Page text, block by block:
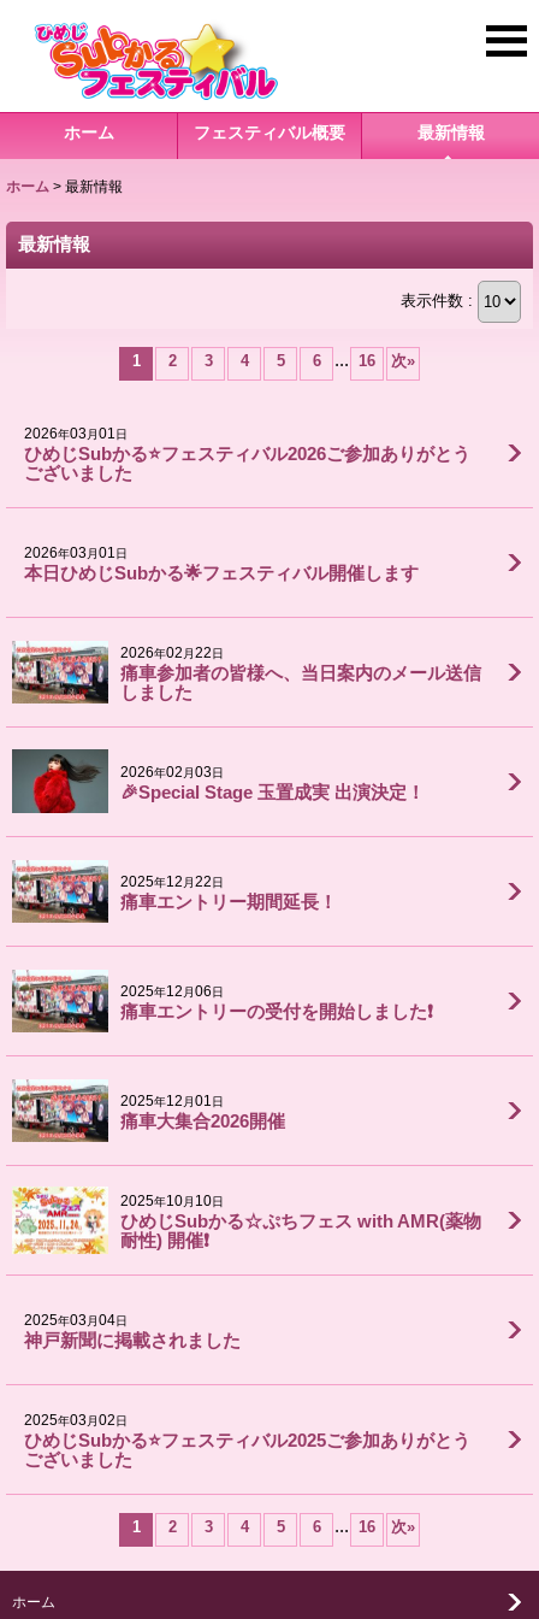
ホーム フェスティバル概要 最新情報
ホーム > 最新情報
最新情報
表示件数 :
1 2 3 4 5 6 ... 16 次»
2026年03月01 日
ひめじSubかる⭐️フェスティバル2026ご参加ありがとう
ございました
2026年03月01 日
本日ひめじSubかる🌟フェスティバル開催します
2026年02 月22日
痛車参加者の皆様へ、当日案内のメール送信
しました
2026年02 月03日
🎉Special Stage 玉置成実 出演決定！
2025年12 月22日
痛車エントリー期間延長！
2025年12 月06日
痛車エントリーの受付を開始しました❗
2025年12 月01 日
痛車大集合2026開催
2025年10月 10日
ひめじSubかる☆ぷちフェス with AMR(薬物
耐性) 開催❗
2025年03月04日
神戸新聞に掲載されました
2025年03月02日
ひめじSubかる⭐️フェスティバル2025ご参加ありがとう
ございました
1 2 3 4 5 6 ... 16 次»
ホーム